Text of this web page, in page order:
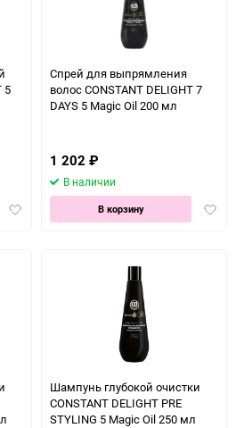
5
Добавить
Спрей для выпрямления
волос CONSTANT DELIGHT 7
DAYS 5 Magic Oil 200 мл
1 202 ₽
В наличии
В корзину
Шампунь глубокой очистки
CONSTANT DELIGHT PRE
STYLING 5 Magic Oil 250 мл